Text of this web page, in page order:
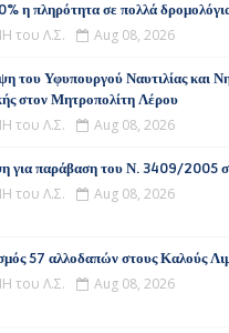
η πληρότητα σε πολλά
του Λ.Σ. Aug 08, 2026
του Υφυπουργού Ναυτιλίας και
στον Μητροπολίτη Λέρου
του Λ.Σ. Aug 08, 2026
για παράβαση του Ν. 3409/2005
του Λ.Σ. Aug 08, 2026
57 αλλοδαπών στους Καλούς
του Λ.Σ. Aug 08, 2026